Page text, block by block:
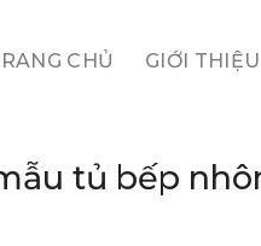
CHỦ GIỚI THIỆU
tủ bếp